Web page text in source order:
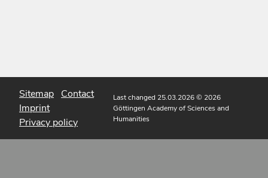
Sitemap Contact
Imprint
Privacy policy
Last changed 25.03.2026© 2026
Göttingen Academy of Sciences and
Humanities